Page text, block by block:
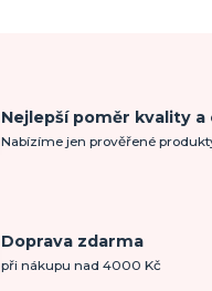
Nejlepší poměr kvality a
Nabízíme jen prověřené
Doprava zdarma
při nákupu nad 4000 Kč